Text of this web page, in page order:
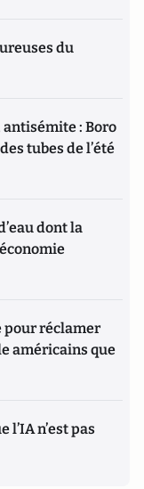
du
: Boro
tubes de l’été
dont la
pour réclamer
américains que
n’est pas